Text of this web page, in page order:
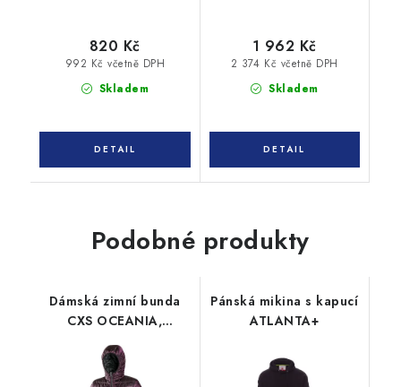
Skladem
992 Kč včetně DPH
820 Kč
Skladem
2 374 Kč včetně DPH
1 962 Kč
Podobné produkty
Dámská zimní bunda
CXS OCEANIA,
oboustranná, fialovo -
černá
Pánská mikina s kapucí
ATLANTA+